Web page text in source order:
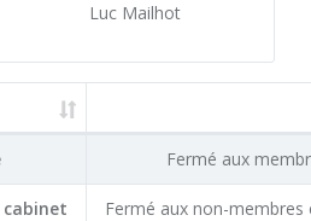
Luc Mailhot
Fermé aux
cabinet Fermé aux non-membres